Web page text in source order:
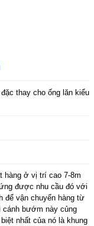
thay cho ống lăn kiểu
hàng ở vị trí cao 7-8m
được nhu cầu đó với
để vận chuyển hàng từ
cánh bướm này củng
nhất của nó là khung